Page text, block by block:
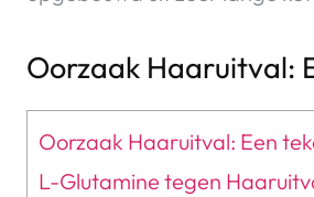
Oorzaak Haaruitval:
Oorzaak Haaruitval: Een
L-Glutamine tegen